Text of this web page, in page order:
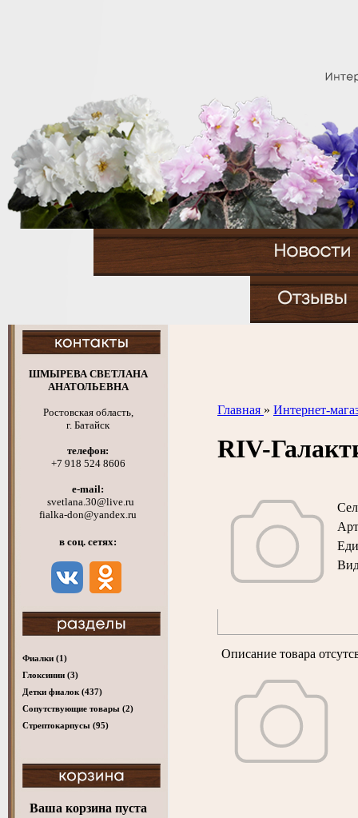
ШМЫРЕВА СВЕТЛАНА
АНАТОЛЬЕВНА
Ростовская область,
г. Батайск
телефон:
+7 918 524 8606
e-mail:
svetlana.30@live.ru
fialka-don@yandex.ru
в соц. сетях:
Фиалки (1)
Глоксинии (3)
Детки фиалок (437)
Cопутствующие товары (2)
Стрептокарпусы (95)
Ваша корзина пуста
Главная » Интернет-
RIV-
Описание товара